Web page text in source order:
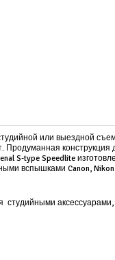
или выездной
конструкция
S-type Speedlite
вспышками Canon, Nikon,